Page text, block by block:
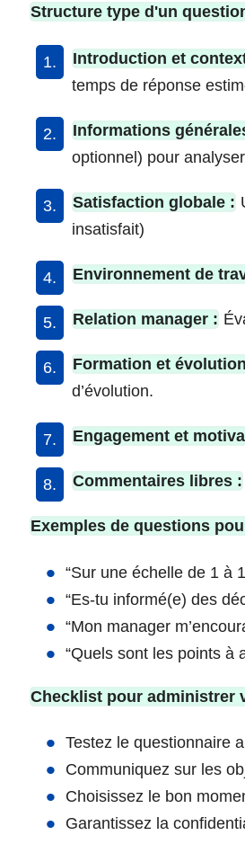
Structure type d'un
Introduction et
temps de réponse
Informations
optionnel) pour
Satisfaction globale :
insatisfait)
Environnement de
Relation manager :
Formation et
d’évolution.
Engagement et
Commentaires libres :
Exemples de questions
“Sur une échelle de 1 à
“Es-tu informé(e) des
“Mon manager
“Quels sont les points à
Checklist pour administrer
Testez le questionnaire
Communiquez sur les
Choisissez le bon
Garantissez la